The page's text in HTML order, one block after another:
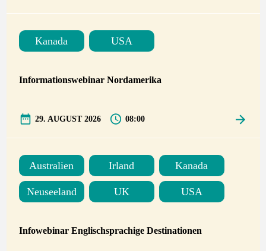
Kanada USA
Informationswebinar Nordamerika
29. AUGUST 2026 08:00
Australien Irland Kanada
Neuseeland UK USA
Infowebinar Englischsprachige Destinationen